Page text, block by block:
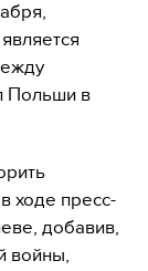
Польши в
ходе пресс-
добавив,
войны,